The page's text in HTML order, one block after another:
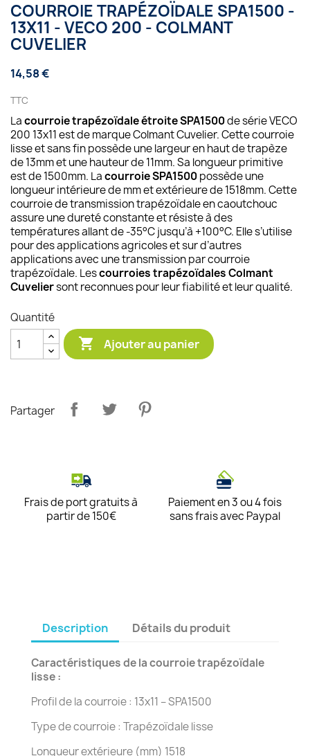
COURROIE TRAPÉZOÏDALE SPA1500 -
13X11 - VECO 200 - COLMANT
CUVELIER
14,58 €
TTC
Lacourroie trapézoïdale étroite SPA1500de série VECO
200 13x11 est de marque Colmant Cuvelier. Cette courroie
lisse et sans fin possède une largeur en haut de trapèze
de 13mm et une hauteur de 11mm. Sa longueur primitive
est de 1500mm. Lacourroie SPA1500possède une
longueur intérieure de mm et extérieure de 1518mm. Cette
courroie de transmission trapézoïdale en caoutchouc
assure une dureté constante et résiste à des
températures allant de -35°C jusqu’à +100°C. Elle s’utilise
pour des applications agricoles et sur d’autres
applications avec une transmission par courroie
trapézoïdale. Lescourroies trapézoïdales Colmant
Cuveliersont reconnues pour leur fiabilité et leur qualité.
Quantité
 Ajouter au panier
Partager
Frais de port gratuits à
partir de 150€
Paiement en 3 ou 4 fois
sans frais avec Paypal
Description Détails du produit
Caractéristiques de la courroie trapézoïdale
lisse :
Profil de la courroie : 13x11 – SPA1500
Type de courroie : Trapézoïdale lisse
Longueur extérieure (mm) 1518